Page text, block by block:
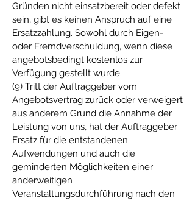
Gründen nicht einsatzbereit oder defekt
sein, gibt es keinen Anspruch auf eine
Ersatzzahlung. Sowohl durch Eigen-
oder Fremdverschuldung, wenn diese
angebotsbedingt kostenlos zur
Verfügung gestellt wurde.
(9) Tritt der Auftraggeber vom
Angebotsvertrag zurück oder verweigert
aus anderem Grund die Annahme der
Leistung von uns, hat der Auftraggeber
Ersatz für die entstandenen
Aufwendungen und auch die
geminderten Möglichkeiten einer
anderweitigen
Veranstaltungsdurchführung nach den